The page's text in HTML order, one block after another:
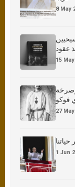
8 May
عقود
15
وصرخة
فوكو
27
حياتنا
1 Jun